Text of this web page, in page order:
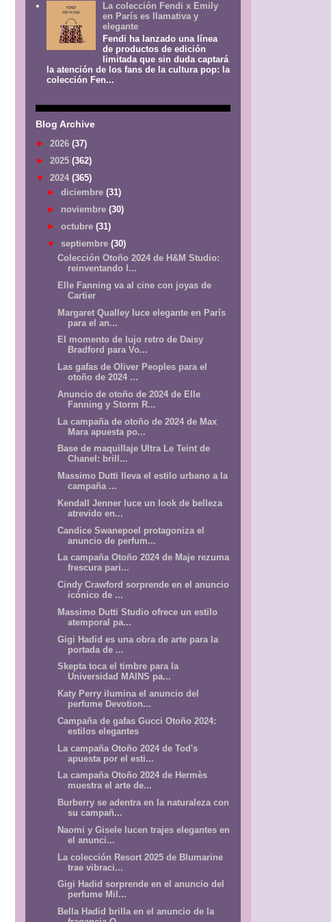
La colección Fendi x Emily
en París es llamativa y
elegante
Fendi ha lanzado una línea
de productos de edición
limitada que sin duda captará
la atención de los fans de la cultura pop: la
colección Fen...
Blog Archive
► 2026 (37)
► 2025 (362)
▼ 2024 (365)
► diciembre (31)
► noviembre (30)
► octubre (31)
▼ septiembre (30)
Colección Otoño 2024 de H&M Studio:
reinventando l...
Elle Fanning va al cine con joyas de
Cartier
Margaret Qualley luce elegante en París
para el an...
El momento de lujo retro de Daisy
Bradford para Vo...
Las gafas de Oliver Peoples para el
otoño de 2024 ...
Anuncio de otoño de 2024 de Elle
Fanning y Storm R...
La campaña de otoño de 2024 de Max
Mara apuesta po...
Base de maquillaje Ultra Le Teint de
Chanel: brill...
Massimo Dutti lleva el estilo urbano a la
campaña ...
Kendall Jenner luce un look de belleza
atrevido en...
Candice Swanepoel protagoniza el
anuncio de perfum...
La campaña Otoño 2024 de Maje rezuma
frescura pari...
Cindy Crawford sorprende en el anuncio
icónico de ...
Massimo Dutti Studio ofrece un estilo
atemporal pa...
Gigi Hadid es una obra de arte para la
portada de ...
Skepta toca el timbre para la
Universidad MAINS pa...
Katy Perry ilumina el anuncio del
perfume Devotion...
Campaña de gafas Gucci Otoño 2024:
estilos elegantes
La campaña Otoño 2024 de Tod's
apuesta por el esti...
La campaña Otoño 2024 de Hermès
muestra el arte de...
Burberry se adentra en la naturaleza con
su campañ...
Naomi y Gisele lucen trajes elegantes en
el anunci...
La colección Resort 2025 de Blumarine
trae vibraci...
Gigi Hadid sorprende en el anuncio del
perfume Mil...
Bella Hadid brilla en el anuncio de la